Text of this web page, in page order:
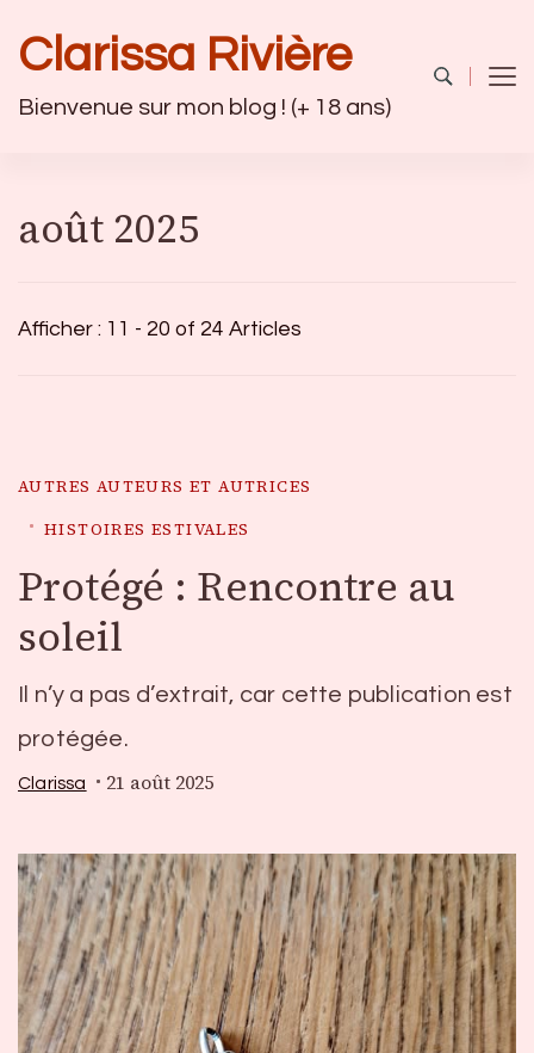
Clarissa Rivière
Bienvenue sur mon blog ! (+ 18 ans)
août 2025
Afficher : 11 - 20 of 24 Articles
AUTRES AUTEURS ET AUTRICES
HISTOIRES ESTIVALES
Protégé : Rencontre au
soleil
Il n’y a pas d’extrait, car cette publication est
protégée.
Clarissa 21 août 2025